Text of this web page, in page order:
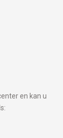
en kan u